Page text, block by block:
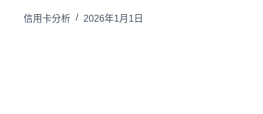
信用卡分析 2026年1月1日